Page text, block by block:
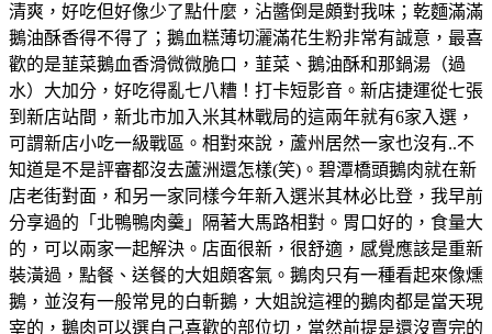
清爽，好吃但好像少了點什麼，沾醬倒是頗對我味；乾麵滿滿
鵝油酥香得不得了；鵝血糕薄切灑滿花生粉非常有誠意，最喜
歡的是韮菜鵝血香滑微微脆口，韮菜、鵝油酥和那鍋湯（過
水）大加分，好吃得亂七八糟！打卡短影音。新店捷運從七張
到新店站間，新北市加入米其林戰局的這兩年就有6家入選，
可謂新店小吃一級戰區。相對來說，蘆州居然一家也沒有..不
知道是不是評審都沒去蘆洲還怎樣(笑)。碧潭橋頭鵝肉就在新
店老街對面，和另一家同樣今年新入選米其林必比登，我早前
分享過的「北鴨鴨肉羹」隔著大馬路相對。胃口好的，食量大
的，可以兩家一起解決。店面很新，很舒適，感覺應該是重新
裝潢過，點餐、送餐的大姐頗客氣。鵝肉只有一種看起來像燻
鵝，並沒有一般常見的白斬鵝，大姐說這裡的鵝肉都是當天現
宰的，鵝肉可以選自己喜歡的部位切，當然前提是還沒賣完的